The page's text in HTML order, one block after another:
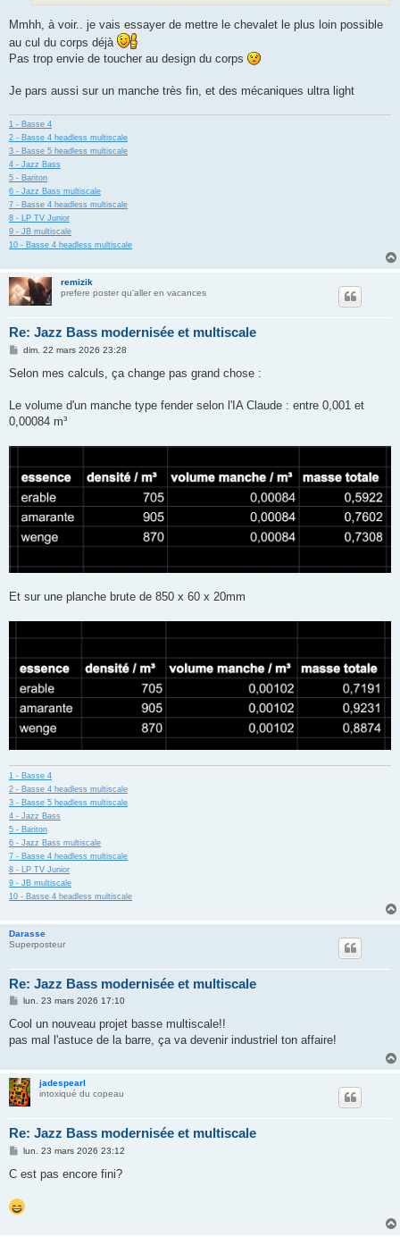
Mmhh, à voir.. je vais essayer de mettre le chevalet le plus loin possible
au cul du corps déjà
Pas trop envie de toucher au design du corps
Je pars aussi sur un manche très fin, et des mécaniques ultra light
1 - Basse 4
2 - Basse 4 headless multiscale
3 - Basse 5 headless multiscale
4 - Jazz Bass
5 - Bariton
6 - Jazz Bass multiscale
7 - Basse 4 headless multiscale
8 - LP TV Junior
9 - JB multiscale
10 - Basse 4 headless multiscale
remizik
prefere poster qu'aller en vacances
Re: Jazz Bass modernisée et multiscale
M
s
g
dim. 22 mars 2026 23:28
Selon mes calculs, ça change pas grand chose :
Le volume d'un manche type fender selon l'IA Claude : entre 0,001 et
0,00084 m³
Et sur une planche brute de 850 x 60 x 20mm
1 - Basse 4
2 - Basse 4 headless multiscale
3 - Basse 5 headless multiscale
4 - Jazz Bass
5 - Bariton
6 - Jazz Bass multiscale
7 - Basse 4 headless multiscale
8 - LP TV Junior
9 - JB multiscale
10 - Basse 4 headless multiscale
Darasse
Superposteur
Re: Jazz Bass modernisée et multiscale
M
s
a
lun. 23 mars 2026 17:10
Cool un nouveau projet basse multiscale!!
pas mal l'astuce de la barre, ça va devenir industriel ton affaire!
jadespearl
intoxiqué du copeau
Re: Jazz Bass modernisée et multiscale
M
s
g
e
lun. 23 mars 2026 23:12
C est pas encore fini?